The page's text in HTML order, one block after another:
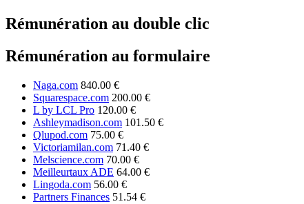
Rémunération au double clic
Rémunération au formulaire
Naga.com 840.00 €
Squarespace.com 200.00 €
L by LCL Pro 120.00 €
Ashleymadison.com 101.50 €
Qlupod.com 75.00 €
Victoriamilan.com 71.40 €
Melscience.com 70.00 €
Meilleurtaux ADE 64.00 €
Lingoda.com 56.00 €
Partners Finances 51.54 €